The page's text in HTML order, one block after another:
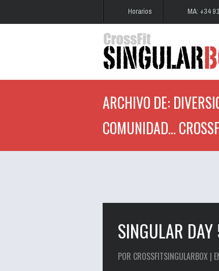
Horarios MA: +34
ARCHIVO DE:
COMUNIDAD...
SINGULAR
POR CROSSFITSINGULARBOX |